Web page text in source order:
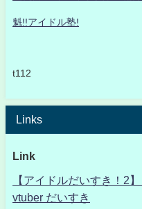
魁!!アイドル塾!
t112
Links
Link
【アイドルだいすき！2
vtuber だいすき